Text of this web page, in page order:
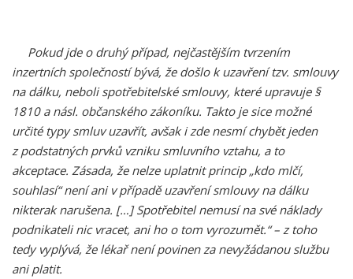
Pokud jde o druhý případ, nejčastějším tvrzením
inzertních společností bývá, že došlo k uzavření tzv. smlouvy
na dálku, neboli spotřebitelské smlouvy, které upravuje §
1810 a násl. občanského zákoníku. Takto je sice možné
určité typy smluv uzavřít, avšak i zde nesmí chybět jeden
z podstatných prvků vzniku smluvního vztahu, a to
akceptace. Zásada, že nelze uplatnit princip „kdo mlčí,
souhlasí“ není ani v případě uzavření smlouvy na dálku
nikterak narušena. […]Spotřebitel nemusí na své náklady
podnikateli nic vracet, ani ho o tom vyrozumět.“ – z toho
tedy vyplývá, že lékař není povinen za nevyžádanou službu
ani platit.